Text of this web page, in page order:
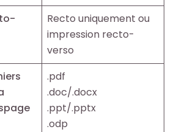
Recto uniquement ou
impression recto-
verso
.pdf
.doc/.docx
.ppt/.pptx
.odp